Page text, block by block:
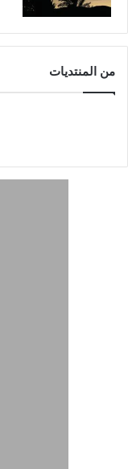
من المنتديات